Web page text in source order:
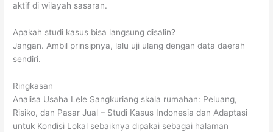
aktif di wilayah sasaran.
Apakah studi kasus bisa langsung disalin?
Jangan. Ambil prinsipnya, lalu uji ulang dengan data daerah
sendiri.
Ringkasan
Analisa Usaha Lele Sangkuriang skala rumahan: Peluang,
Risiko, dan Pasar Jual – Studi Kasus Indonesia dan Adaptasi
untuk Kondisi Lokal sebaiknya dipakai sebagai halaman